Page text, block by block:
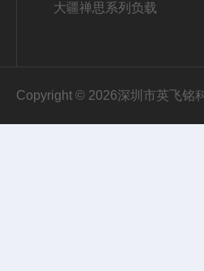
大疆禅思系列负载
Copyright © 2026深圳市英飞铭